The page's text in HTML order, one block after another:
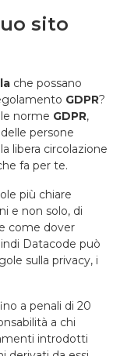
sito
che possano
GDPR?
norme GDPR,
persone
libera circolazione
fa per te.
più chiare
e non solo, di
come dover
Datacode può
sulla privacy, i
a penali di 20
a chi
introdotti